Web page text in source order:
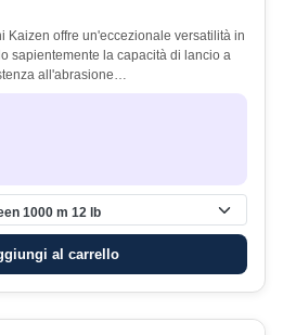
Kaizen offre un'eccezionale versatilità in
sapientemente la capacità di lancio a
all'abrasione…
1000 m 12 lb
al carrello